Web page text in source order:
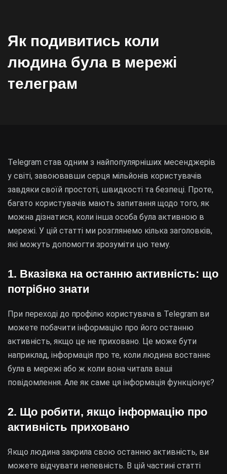
Як подивитись коли
людина була в мережі
телеграм
Telegram став одним з найпопулярніших месенджерів
у світі, завоювавши серця мільйонів користувачів
завдяки своїй простоті, швидкості та безпеці. Проте,
багато користувачів мають запитання щодо того, як
можна дізнатися, коли інша особа була активною в
мережі. У цій статті ми розглянемо кілька заголовків,
які можуть допомогти зрозуміти цю тему.
1. Вказівка на останню активність: що
потрібно знати
При переході до профілю користувача в Telegram ви
можете побачити інформацію про його останню
активність, якщо це не приховано. Це може бути
наприклад, інформація про те, коли людина востаннє
була в мережі або ж коли вона читала ваші
повідомлення. Але як саме ця інформація функціонує?
2. Що робити, якщо інформацію про
активність приховано
Якщо людина закрила свою останню активність, ви
можете відчувати непевність. В цій частині статті